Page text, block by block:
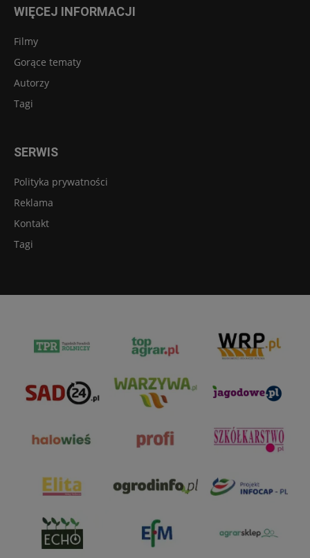
WIĘCEJ INFORMACJI
Filmy
Gorące tematy
Autorzy
Tagi
SERWIS
Polityka prywatności
Reklama
Kontakt
Tagi